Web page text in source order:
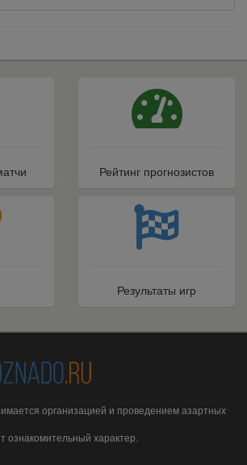
Рейтинг прогнозистов
Результаты игр
организацией и проведением азартных
ознакомительный характер.